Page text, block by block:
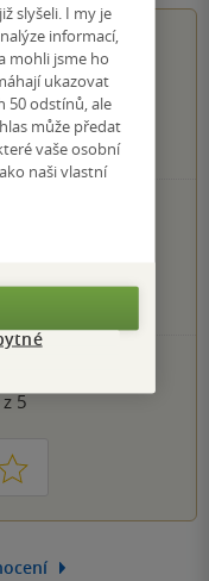
5
slyšeli. I my je
informací,
mohli jsme ho
ukazovat
50 odstínů, ale
může předat
vaše osobní
naši vlastní